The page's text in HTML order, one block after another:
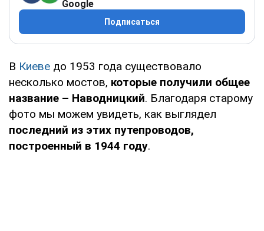
Google
Подписаться
В Киеве до 1953 года существовало
несколько мостов, которые получили общее
название – Наводницкий. Благодаря старому
фото мы можем увидеть, как выглядел
последний из этих путепроводов,
построенный в 1944 году.